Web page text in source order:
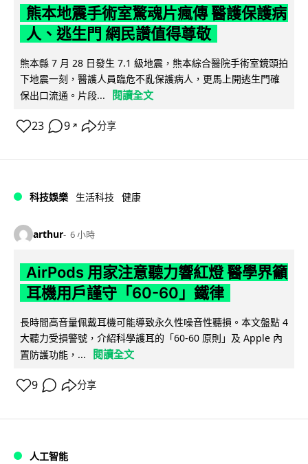
熊本地震手術室驚魂片瘋傳 醫護保護病
人、逃生門 網民讚值得尊敬
熊本縣 7 月 28 日發生 7.1 級地震，熊本綜合醫院手術室鏡頭拍
下地震一刻，醫護人員臨危不亂保護病人，更馬上開逃生門確
保出口流通。片段...
閱讀全文
23 9 ↗ 分享
科技娛樂 生活科技 健康
arthur 6 小時
AirPods 用家注意聽力響紅燈 醫學界籲
耳機用戶謹守「60-60」鐵律
長時間高音量佩戴耳機可能導致永久性噪音性聽損。本文盤點 4
大聽力受損警號，介紹科學護耳的「60-60 原則」及 Apple 內
置防護功能，...
閱讀全文
9 分享
人工智能